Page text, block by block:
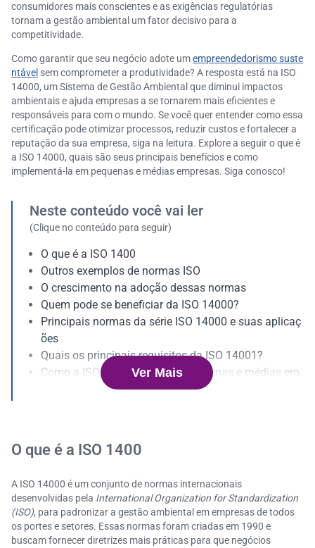
consumidores mais conscientes e as exigências regulatórias
tornam a gestão ambiental um fator decisivo para a
competitividade.
Como garantir que seu negócio adote umempreendedorismo suste
ntável sem comprometer a produtividade? A resposta está na ISO
14000, um Sistema de Gestão Ambiental que diminui impactos
ambientais e ajuda empresas a se tornarem mais eficientes e
responsáveis para com o mundo. Se você quer entender como essa
certificação pode otimizar processos, reduzir custos e fortalecer a
reputação da sua empresa, siga na leitura. Explore a seguir o que é
a ISO 14000, quais são seus principais benefícios e como
implementá-la em pequenas e médias empresas. Siga conosco!
Neste conteúdo você vai ler
(Clique no conteúdo para seguir)
O que é a ISO 1400
Outros exemplos de normas ISO
O crescimento na adoção dessas normas
Quem pode se beneficiar da ISO 14000?
Principais normas da série ISO 14000 e suas aplicaç
ões
Quais os principais requisitos da ISO 14001?
Como a ISO 14000 beneficia pequenas e médias em
A ISO 14000 e o futuro sustentável das empresas
Ver Mais
O que é a ISO 1400
A ISO 14000 é um conjunto de normas internacionais
desenvolvidas pela International Organization for Standardization
(ISO), para padronizar a gestão ambiental em empresas de todos
os portes e setores. Essas normas foram criadas em 1990 e
buscam fornecer diretrizes mais práticas para que negócios